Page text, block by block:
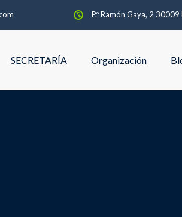
P.º Ramón Gaya, 2
SECRETARÍA Organización